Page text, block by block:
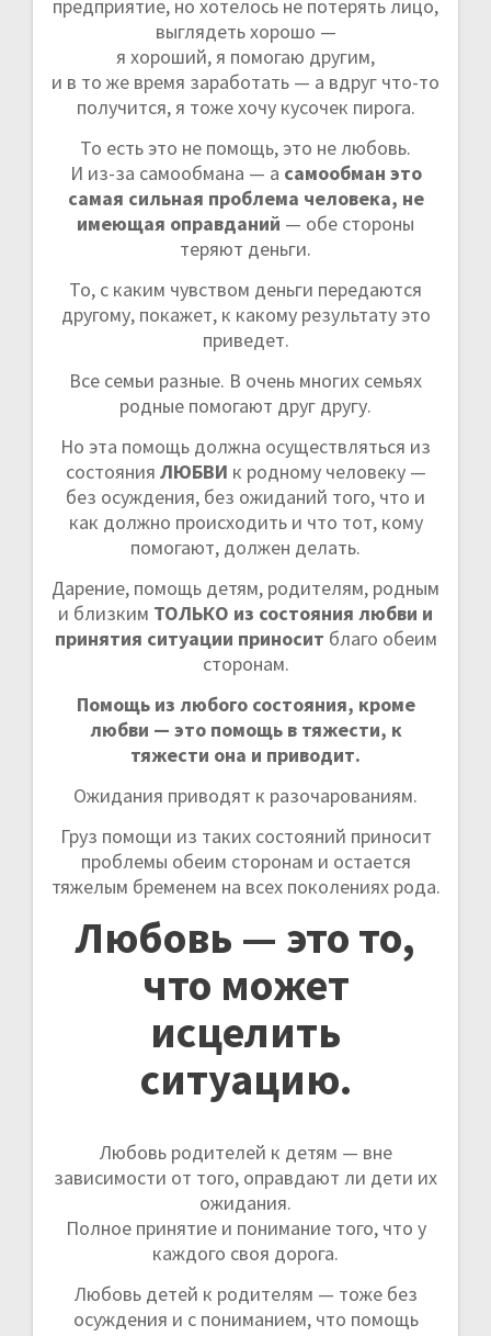
предприятие, но хотелось не потерять лицо,
выглядеть хорошо —
я хороший, я помогаю другим,
и в то же время заработать — а вдруг что-то
получится, я тоже хочу кусочек пирога.
То есть это не помощь, это не любовь.
И из-за самообмана — а самообман это
самая сильная проблема человека, не
имеющая оправданий — обе стороны
теряют деньги.
То, с каким чувством деньги передаются
другому, покажет, к какому результату это
приведет.
Все семьи разные. В очень многих семьях
родные помогают друг другу.
Но эта помощь должна осуществляться из
состояния ЛЮБВИ к родному человеку —
без осуждения, без ожиданий того, что и
как должно происходить и что тот, кому
помогают, должен делать.
Дарение, помощь детям, родителям, родным
и близким ТОЛЬКО из состояния любви и
принятия ситуации приносит благо обеим
сторонам.
Помощь из любого состояния, кроме
любви — это помощь в тяжести, к
тяжести она и приводит.
Ожидания приводят к разочарованиям.
Груз помощи из таких состояний приносит
проблемы обеим сторонам и остается
тяжелым бременем на всех поколениях рода.
Любовь — это то,
что может
исцелить
ситуацию.
Любовь родителей к детям — вне
зависимости от того, оправдают ли дети их
ожидания.
Полное принятие и понимание того, что у
каждого своя дорога.
Любовь детей к родителям — тоже без
осуждения и с пониманием, что помощь